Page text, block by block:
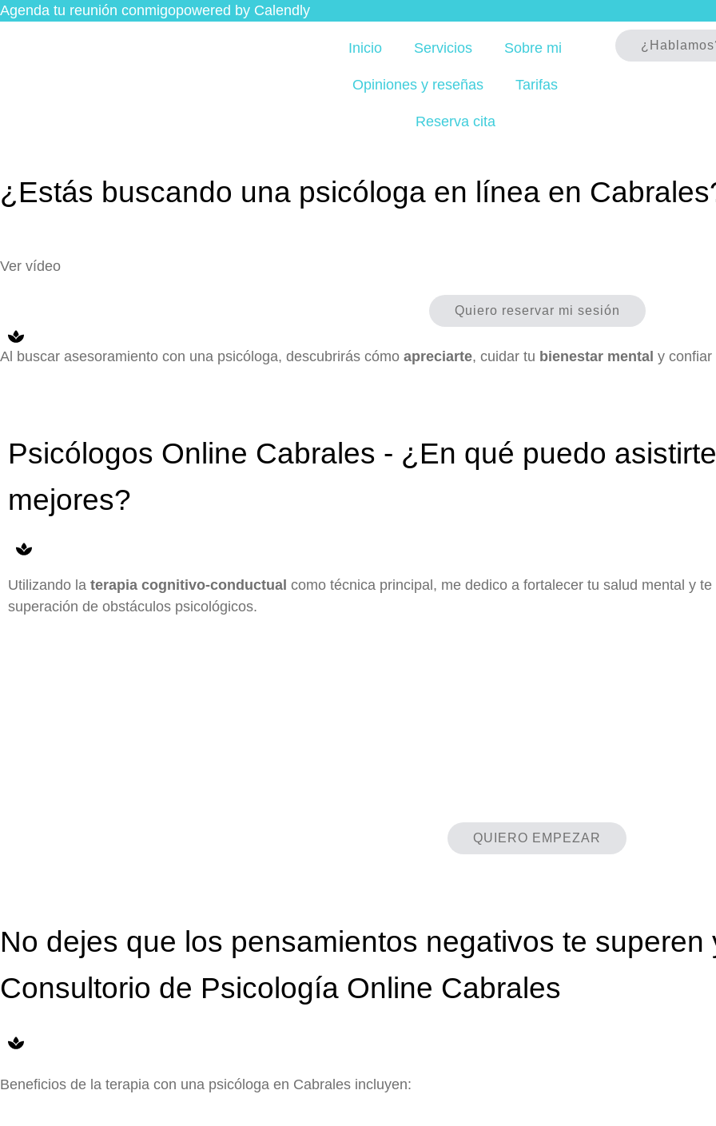
Agenda tu reunión conmigopowered by Calendly
Inicio Servicios Sobre mi
Opiniones y reseñas Tarifas
Reserva cita
¿Estás buscando una psicóloga en línea en
Ver vídeo
Quiero reservar mi sesión
Al buscar asesoramiento con una psicóloga, descubrirás cómo apreciarte, cuidar tu bienestar mental y
Psicólogos Online Cabrales - ¿En qué puedo
mejores?
Utilizando la terapia cognitivo-conductual como técnica principal, me dedico a fortalecer tu salud mental y
superación de obstáculos psicológicos.
QUIERO EMPEZAR
No dejes que los pensamientos negativos te superen
Consultorio de Psicología Online Cabrales
Beneficios de la terapia con una psicóloga en Cabrales incluyen: